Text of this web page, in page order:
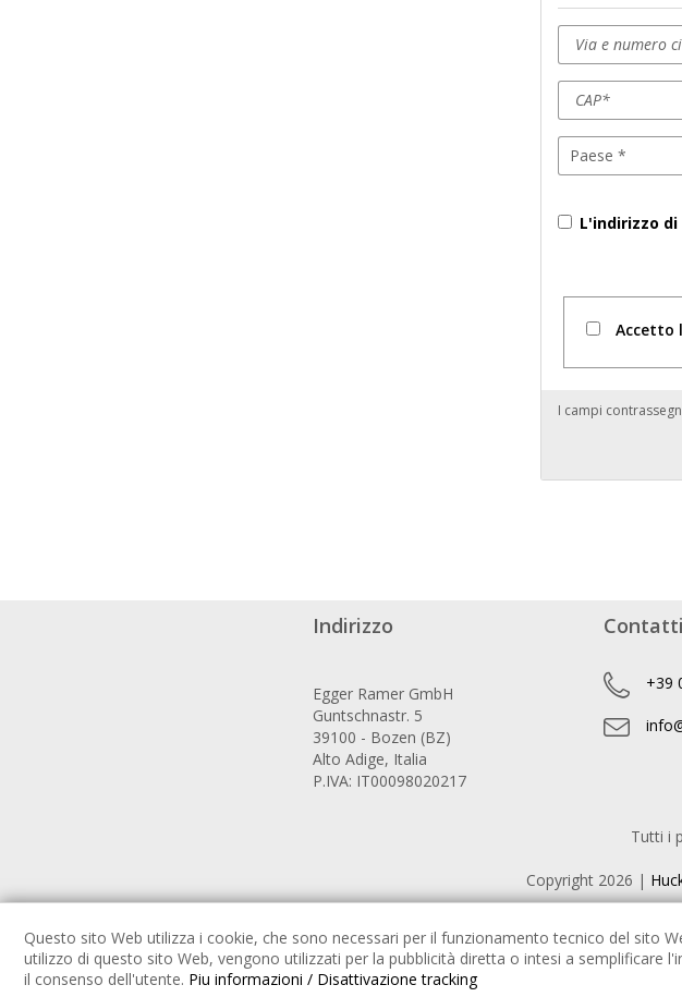
L'indirizzo
Accetto
I campi
Indirizzo
Egger Ramer GmbH
Guntschnastr. 5
39100 - Bozen (BZ)
Alto Adige, Italia
P.IVA: IT00098020217
Contatti
+39
Tutti i
Copyright 2026 |
Questo sito Web utilizza i cookie, che sono necessari per il funzionamento tecnico del sito
utilizzo di questo sito Web, vengono utilizzati per la pubblicità diretta o intesi a semplificare
il consenso dell'utente. Piu informazioni / Disattivazione tracking